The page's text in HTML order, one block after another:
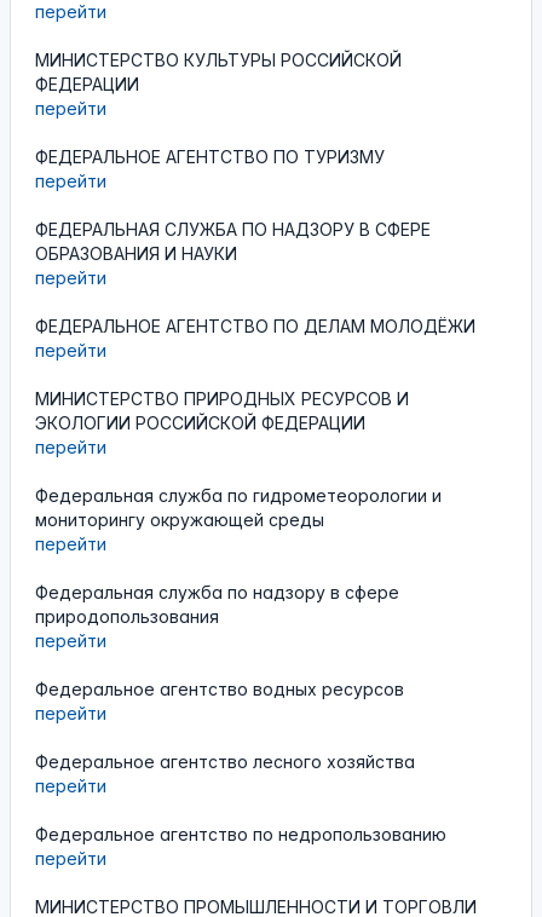
перейти
МИНИСТЕРСТВО КУЛЬТУРЫ РОССИЙСКОЙ
ФЕДЕРАЦИИ
перейти
ФЕДЕРАЛЬНОЕ АГЕНТСТВО ПО ТУРИЗМУ
перейти
ФЕДЕРАЛЬНАЯ СЛУЖБА ПО НАДЗОРУ В СФЕРЕ
ОБРАЗОВАНИЯ И НАУКИ
перейти
ФЕДЕРАЛЬНОЕ АГЕНТСТВО ПО ДЕЛАМ МОЛОДЁЖИ
перейти
МИНИСТЕРСТВО ПРИРОДНЫХ РЕСУРСОВ И
ЭКОЛОГИИ РОССИЙСКОЙ ФЕДЕРАЦИИ
перейти
Федеральная служба по гидрометеорологии и
мониторингу окружающей среды
перейти
Федеральная служба по надзору в сфере
природопользования
перейти
Федеральное агентство водных ресурсов
перейти
Федеральное агентство лесного хозяйства
перейти
Федеральное агентство по недропользованию
перейти
МИНИСТЕРСТВО ПРОМЫШЛЕННОСТИ И ТОРГОВЛИ